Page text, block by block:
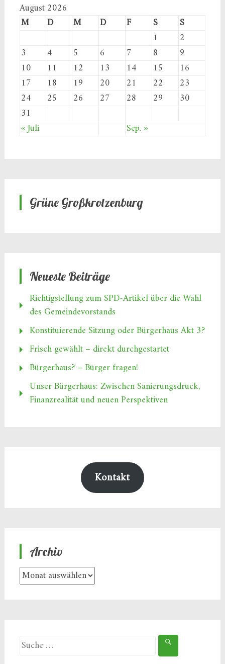
August 2026
M
D M D F S
S
1
2
3
4 5 6 7 8
9
10
11 12 13 14 15
16
17
18 19 20 21 22
23
24
25 26 27 28 29
30
31
« Juli
Sep. »
Grüne Großkrotzenburg
Neueste Beiträge
Richtigstellung zum SPD‑Artikel über die Wahl
des Gemeindevorstands
Konstituierende Sitzung oder Bürgerhaus Akt 3?
Frisch gewählt – direkt durchgestartet
Bürgerhaus? – Bürger fragen!
Unser Bürgerhaus: Zwischen Sanierungsdruck,
Finanzrealität und neuen Perspektiven
Kontakt
Archiv
Archiv
Suche